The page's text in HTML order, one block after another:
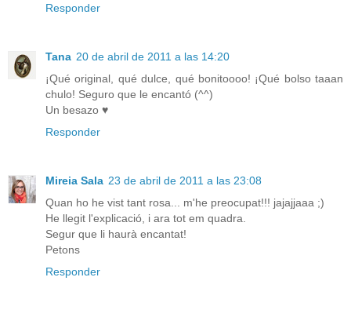
Responder
Tana 20 de abril de 2011 a las 14:20
¡Qué original, qué dulce, qué bonitoooo! ¡Qué bolso taaan
chulo! Seguro que le encantó (^^)
Un besazo ♥
Responder
Mireia Sala 23 de abril de 2011 a las 23:08
Quan ho he vist tant rosa... m'he preocupat!!! jajajjaaa ;)
He llegit l'explicació, i ara tot em quadra.
Segur que li haurà encantat!
Petons
Responder